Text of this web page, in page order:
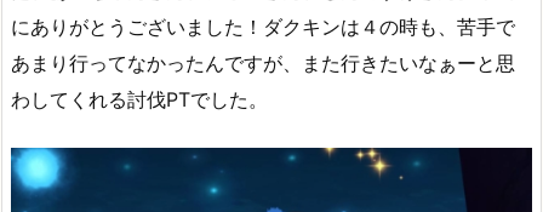
にありがとうございました！ダクキンは４の時も、苦手で
あまり行ってなかったんですが、また行きたいなぁーと思
わしてくれる討伐PTでした。